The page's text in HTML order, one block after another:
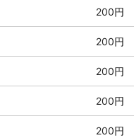
200円
200円
200円
200円
200円